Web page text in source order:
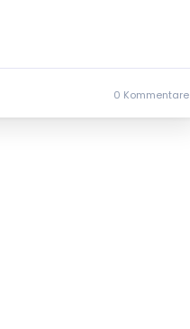
0 Kommentare